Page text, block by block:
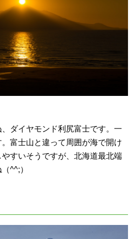
ダイヤモンド利尻富士です。一
富士山と違って周囲が海で開け
すいそうですが、北海道最北端
^^;）